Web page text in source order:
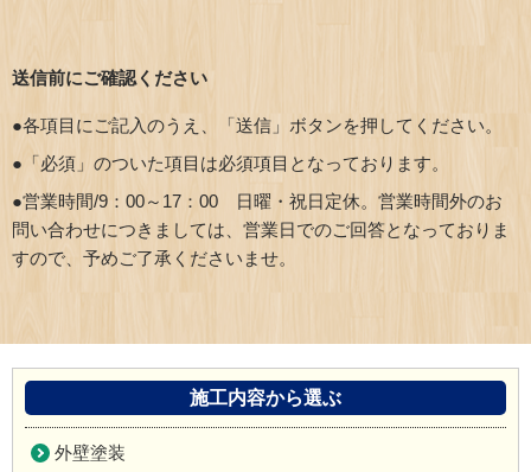
送信前にご確認ください
●各項目にご記入のうえ、「送信」ボタンを押してください。
●「必須」のついた項目は必須項目となっております。
●営業時間/9：00～17：00 日曜・祝日定休。営業時間外のお
問い合わせにつきましては、営業日でのご回答となっておりま
すので、予めご了承くださいませ。
施工内容から選ぶ
外壁塗装